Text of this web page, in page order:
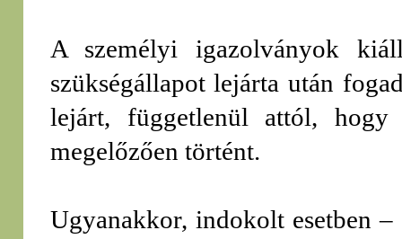
A személyi igazolványok
szükségállapot lejárta után
lejárt, függetlenül attól,
megelőzően történt.
Ugyanakkor, indokolt esetben –